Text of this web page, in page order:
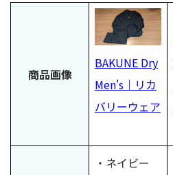
商品画像
BAKUNE Dry
Men's｜リカ
バリーウェア
・ネイビー